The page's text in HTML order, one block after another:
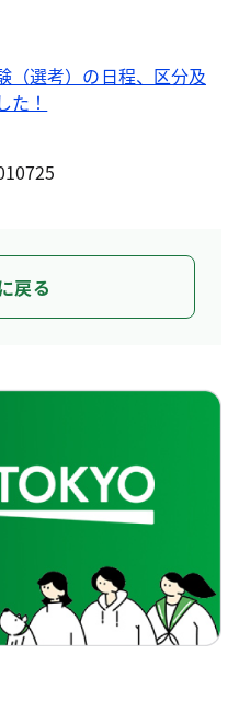
（選考）の日程、区分及
た！
戻る